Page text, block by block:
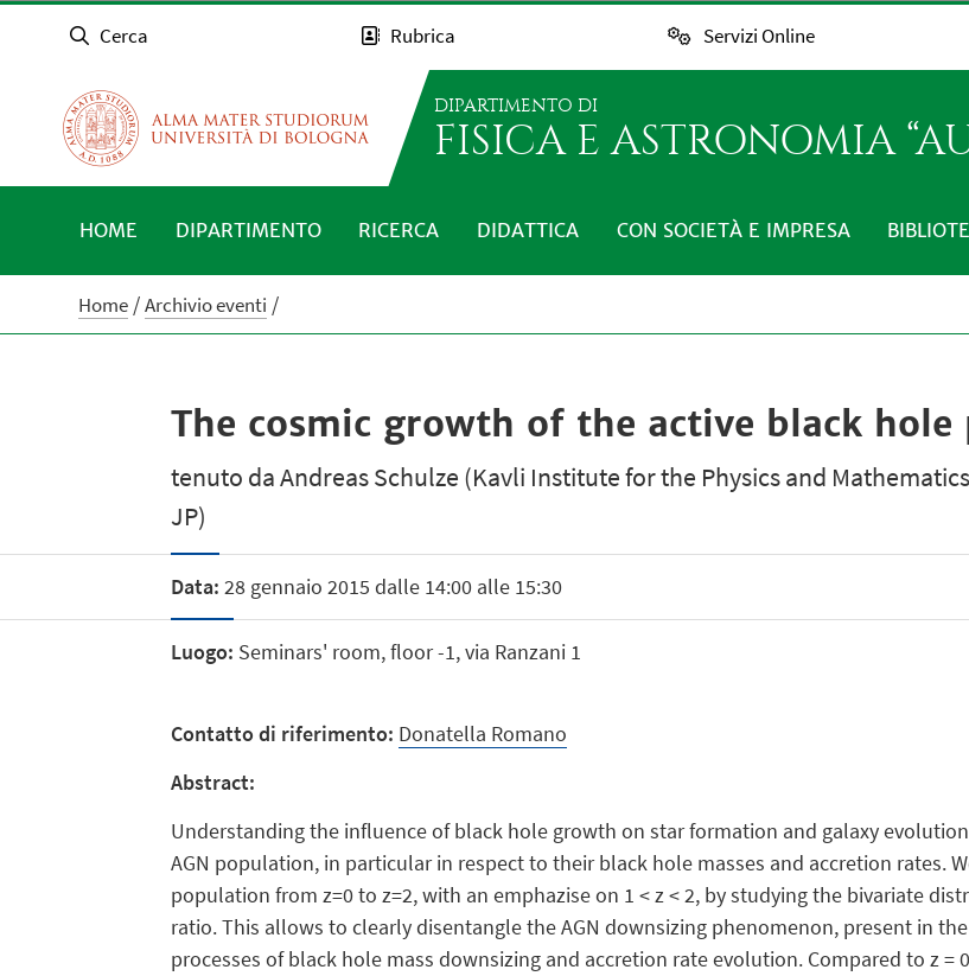
Cerca Rubrica Servizi Online
DIPARTIMENTO DI
FISICA E ASTRONOMIA
HOME DIPARTIMENTO RICERCA DIDATTICA CON SOCIETÀ E IMPRESA
Home Archivio eventi
The cosmic growth of the active black
tenuto da Andreas Schulze (Kavli Institute for the Physics and
JP)
Data: 28 gennaio 2015 dalle 14:00 alle 15:30
Luogo: Seminars' room, floor -1, via Ranzani 1
Contatto di riferimento: Donatella Romano
Abstract:
Understanding the influence of black hole growth on star formation and galaxy
AGN population, in particular in respect to their black hole masses and accretion rates.
population from z=0 to z=2, with an emphazise on 1 < z < 2, by studying the bivariate
ratio. This allows to clearly disentangle the AGN downsizing phenomenon, present in
processes of black hole mass downsizing and accretion rate evolution. Compared to z